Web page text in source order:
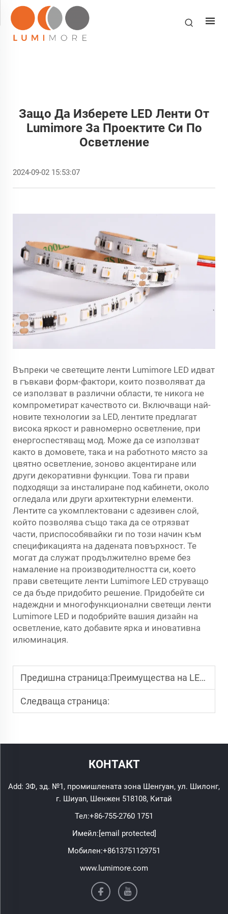
Защо Да Изберете LED Ленти От
Lumimore За Проектите Си По
Осветление
2024-09-02 15:53:07
Въпреки че светещите ленти Lumimore LED идват
в гъвкави форм-фактори, които позволяват да
се използват в различни области, те никога не
компрометират качеството си. Включващи най-
новите технологии за LED, лентите предлагат
висока яркост и равномерно осветление, при
енергоспестяващ мод. Може да се използват
както в домовете, така и на работното място за
цвятно осветление, зоново акцентиране или
други декоративни функции. Това ги прави
подходящи за инсталиране под кабинети, около
огледала или други архитектурни елементи.
Лентите са укомплектовани с адезивен слой,
който позволява също така да се отрязват
части, приспособявайки ги по този начин към
спецификацията на дадената повърхност. Те
могат да служат продължително време без
намаление на производителността си, което
прави светещите ленти Lumimore LED струващо
се да бъде придобито решение. Придобейте си
надеждни и многофункционални светещи ленти
Lumimore LED и подобрийте вашия дизайн на
осветление, като добавите ярка и иновативна
илюминация.
Предишна страница:Преимущества на LED неоновото осветление от Lumimore за креативни дизайни на осветлението
Следваща страница:
КОНТАКТ
Add: 3Ф, зд. №1, промишлената зона Шенгуан, ул. Шилонг,
г. Шиyan, Шенжен 518108, Китай
Тел:+86-755-2760 1751
Имейл:[email protected]
Мобилен:+8613751129751
www.lumimore.com